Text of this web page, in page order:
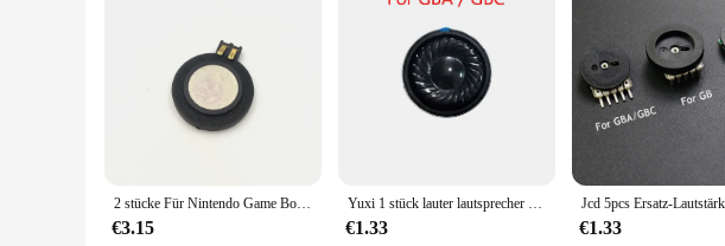
2 stücke Für Nintendo Game Boy Advance SP DS Ersatz Lautsprecher Für GBA SP Lautsprecher
€3.15
Yuxi 1 stück lauter lautsprecher für gameboy farb fortschritt gba sp gbc gb lautsprecher eingebauter lautsprecher für ds lite dsl ndsl ndsi xl
€1.33 €1.33